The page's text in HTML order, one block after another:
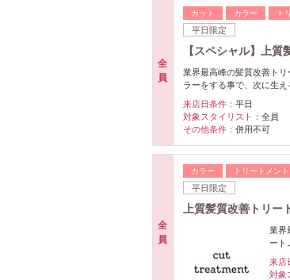
全
員
カット カラー ト
平日限定
【スペシャル】上
業界最高峰の髪質改善ト
ラーをする事で、次に生
来店日条件： 平日
対象スタイリスト： 全員
その他条件： 併用不可
全
員
カラー トリートメント
平日限定
上質髪質改善トリ
業界
ート
来店
対象